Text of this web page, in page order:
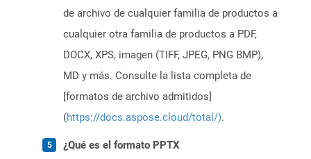
de archivo de cualquier familia de productos a
cualquier otra familia de productos a PDF,
DOCX, XPS, imagen (TIFF, JPEG, PNG BMP),
MD y más. Consulte la lista completa de
[formatos de archivo admitidos]
(https://docs.aspose.cloud/total/).
¿Qué es el formato PPTX